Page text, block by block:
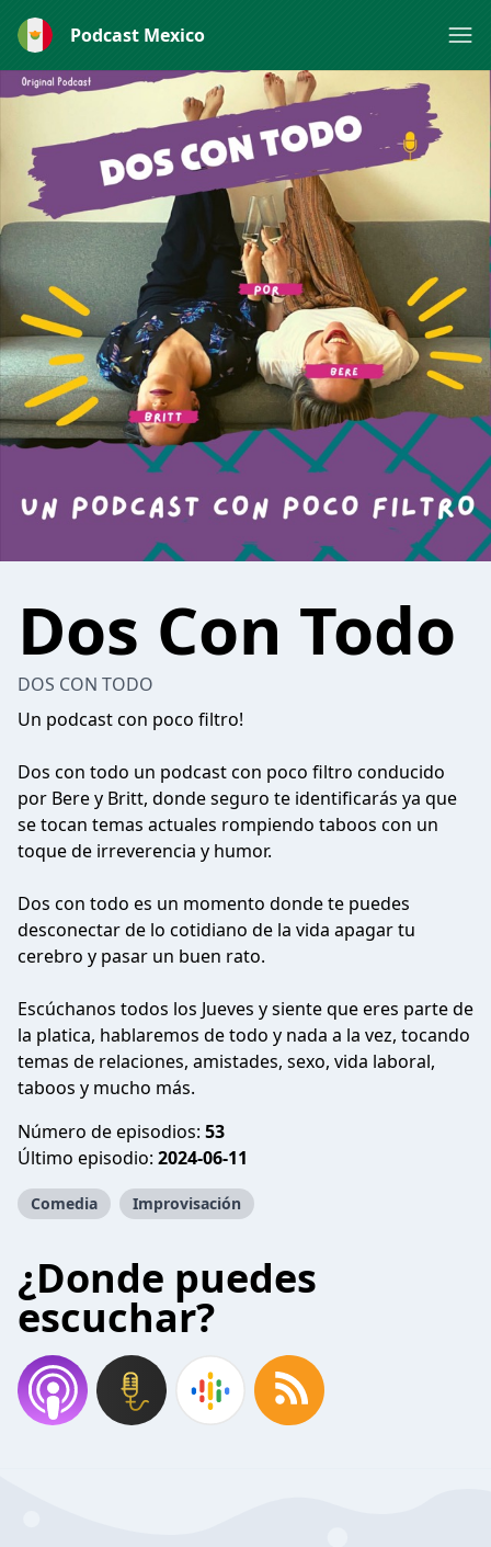
Podcast Mexico
Dos Con Todo
DOS CON TODO
Un podcast con poco filtro!
Dos con todo un podcast con poco filtro conducido
por Bere y Britt, donde seguro te identificarás ya que
se tocan temas actuales rompiendo taboos con un
toque de irreverencia y humor.
Dos con todo es un momento donde te puedes
desconectar de lo cotidiano de la vida apagar tu
cerebro y pasar un buen rato.
Escúchanos todos los Jueves y siente que eres parte de
la platica, hablaremos de todo y nada a la vez, tocando
temas de relaciones, amistades, sexo, vida laboral,
taboos y mucho más.
Número de episodios: 53
Último episodio: 2024-06-11
Comedia Improvisación
¿Donde puedes
escuchar?